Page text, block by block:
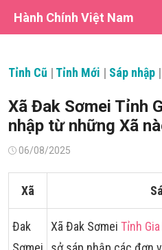
Hành Chính Việt Nam
Tỉnh Cũ | Tỉnh Mới | Sáp nhập |
Xã Đak Sơmei Tỉnh
nhập từ những Xã
Đăng06/08/2025
Xã
Đak
Xã Đak Sơmei Tỉnh Gia